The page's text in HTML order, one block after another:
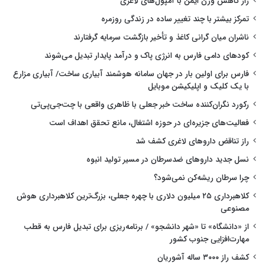
تمرکز بیشتر با چند تغییر ساده در زندگی روزمره
ناشران میان گرانی کاغذ و تأخیر بازگشت سرمایه گرفتارند
کودهای دامی فارس به انرژی پاک و درآمد پایدار تبدیل می‌شوند
فارس برای اولین بار در جهان سامانه هوشمند آبیاری ساخت/ آبیاری مزارع
با یک کلیک و اپلیکیشن موبایل
رکورد نگران‌کننده ساخت خبر جعلی با ظاهری واقعی با چت‌جی‌پی‌تی
فعالیت‌های جزیره‌ای در حوزه اشتغال، مانع تحقق اهداف است
راز تناقض داروهای لاغری کشف شد
نسل جدید داروهای ضدسرطان در مسیر تولید انبوه
چرا سرطان ریشه‌کن نمی‌شود؟
کلاهبرداری ۲۵ میلیون دلاری با چهره جعلی، بزرگ‌ترین کلاهبرداری هوش
مصنوعی
از «دانشگاه» تا «شهر دانشجو» / برنامه‌ریزی برای تبدیل فارس به قطب
مهارت‌افزایی جنوب کشور
کشف راز ۳۰۰۰ ساله آشوریان